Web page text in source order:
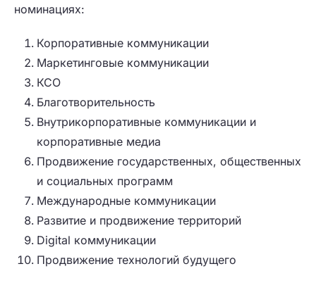
номинациях:
Корпоративные коммуникации
Маркетинговые коммуникации
КСО
Благотворительность
Внутрикорпоративные коммуникации и
корпоративные медиа
Продвижение государственных, общественных
и социальных программ
Международные коммуникации
Развитие и продвижение территорий
Digital коммуникации
Продвижение технологий будущего